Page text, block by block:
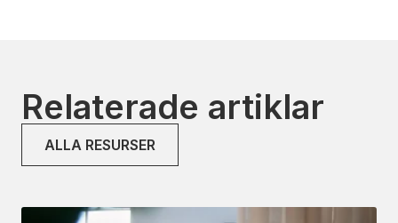
Relaterade artiklar
ALLA RESURSER